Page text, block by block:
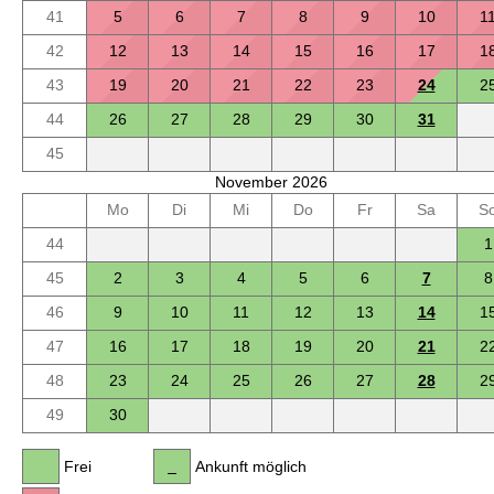
41
5 6 7 8 9 10
11
42
12 13 14 15 16 17
43
19 20 21 22 23 24
44
26 27 28 29 30
31
45
November 2026
Mo
Di Mi Do Fr Sa
44
1
45
2 3 4 5 6 7
8
46
9 10 11 12 13 14
47
16 17 18 19 20 21
48
23 24 25 26 27 28
49
30
Frei Ankunft möglich